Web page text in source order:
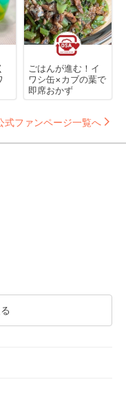
ごはんが進む！イ
ワシ缶×カブの葉で
即席おかず
式ファンページ一覧へ